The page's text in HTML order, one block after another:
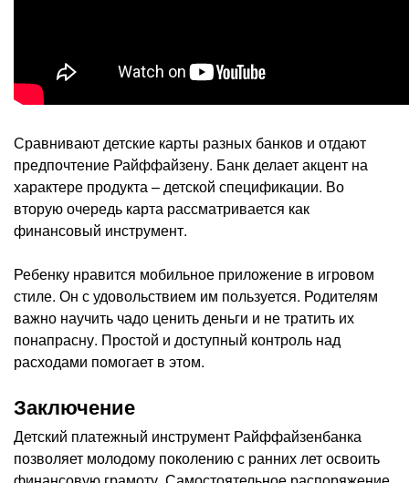
Сравнивают детские карты разных банков и отдают
предпочтение Райффайзену. Банк делает акцент на
характере продукта – детской спецификации. Во
вторую очередь карта рассматривается как
финансовый инструмент.
Ребенку нравится мобильное приложение в игровом
стиле. Он с удовольствием им пользуется. Родителям
важно научить чадо ценить деньги и не тратить их
понапрасну. Простой и доступный контроль над
расходами помогает в этом.
Заключение
Детский платежный инструмент Райффайзенбанка
позволяет молодому поколению с ранних лет освоить